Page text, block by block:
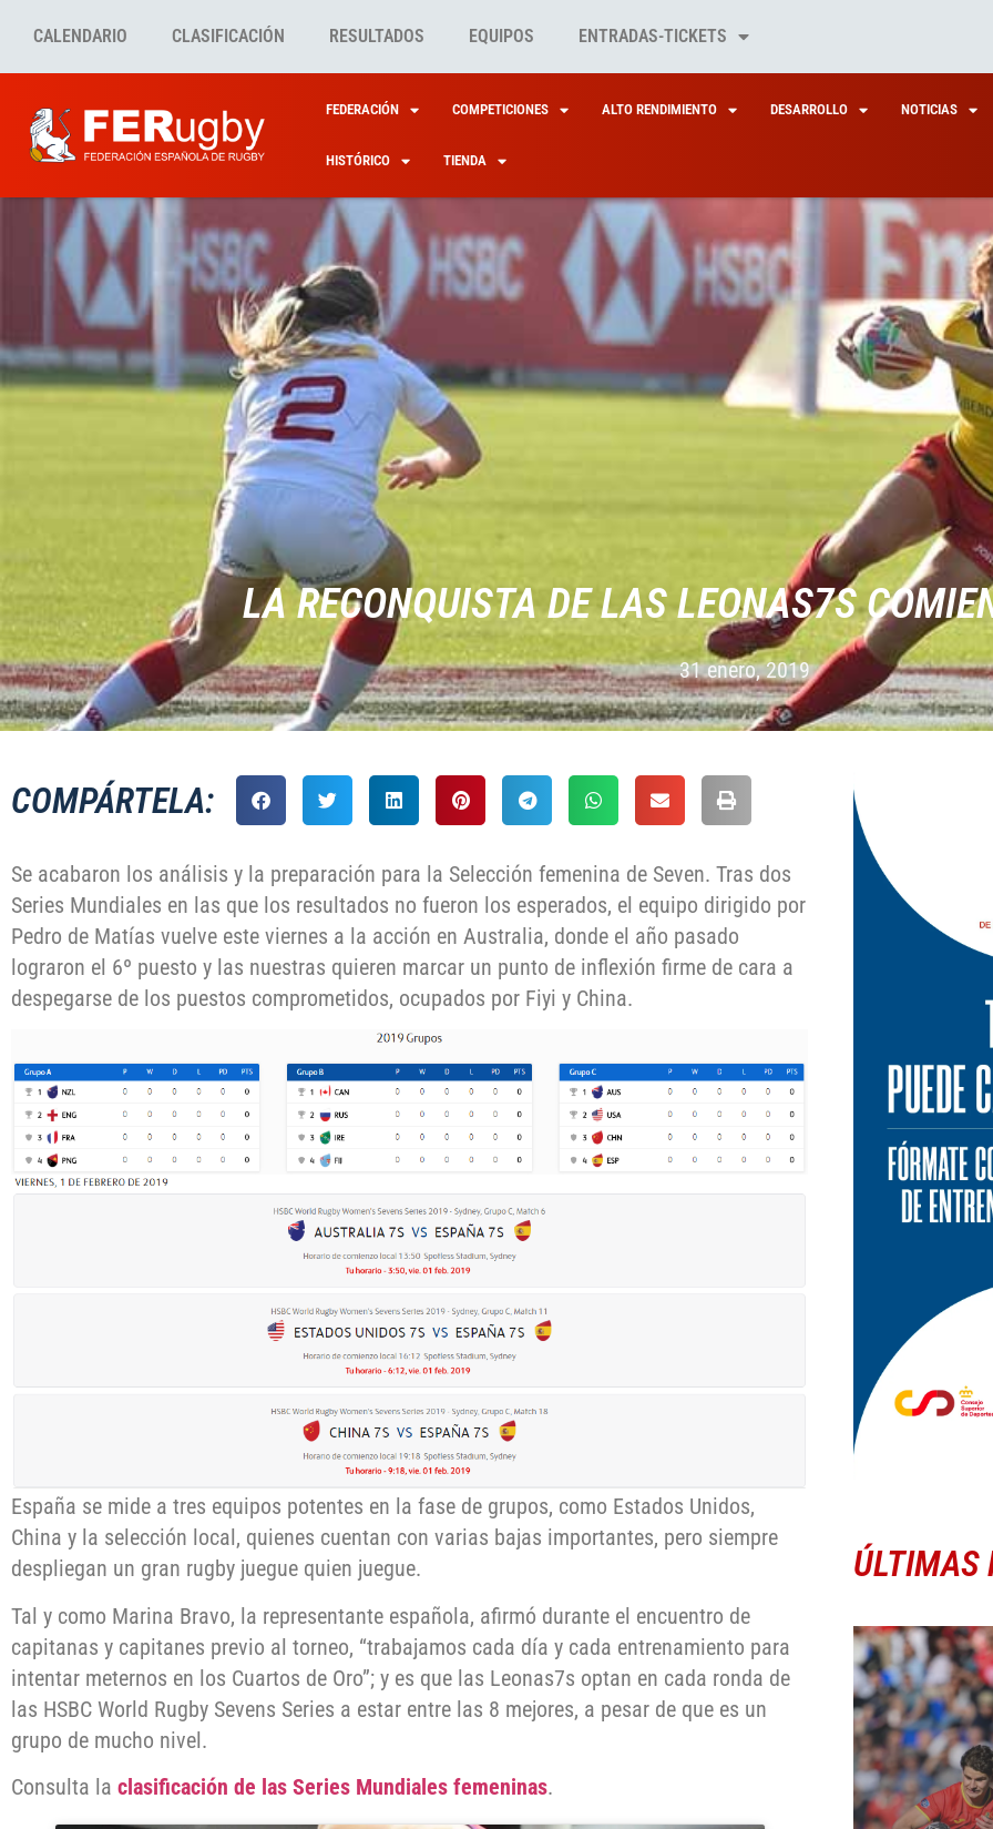
CALENDARIO CLASIFICACIÓN RESULTADOS EQUIPOS ENTRADAS-TICKETS
FEDERACIÓN COMPETICIONES ALTO RENDIMIENTO DESARROLLO NOTICIAS
HISTÓRICO TIENDA
LA RECONQUISTA DE LAS LEONAS7S
31 enero, 2019
COMPÁRTELA:
Se acabaron los análisis y la preparación para la Selección femenina de Seven. Tras dos
Series Mundiales en las que los resultados no fueron los esperados, el equipo dirigido por
Pedro de Matías vuelve este viernes a la acción en Australia, donde el año pasado
lograron el 6º puesto y las nuestras quieren marcar un punto de inflexión firme de cara a
despegarse de los puestos comprometidos, ocupados por Fiyi y China.
España se mide a tres equipos potentes en la fase de grupos, como Estados Unidos,
China y la selección local, quienes cuentan con varias bajas importantes, pero siempre
despliegan un gran rugby juegue quien juegue.
Tal y como Marina Bravo, la representante española, afirmó durante el encuentro de
capitanas y capitanes previo al torneo, “trabajamos cada día y cada entrenamiento para
intentar meternos en los Cuartos de Oro”; y es que las Leonas7s optan en cada ronda de
las HSBC World Rugby Sevens Series a estar entre las 8 mejores, a pesar de que es un
grupo de mucho nivel.
Consulta la clasificación de las Series Mundiales femeninas.
ÚLTIMAS